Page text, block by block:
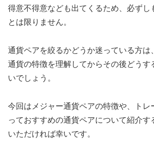
得意不得意なども出てくるため、必ずし
とは限りません。
通貨ペアを絞るかどうか迷っている方は
通貨の特徴を理解してからその後どうす
いでしょう。
今回はメジャー通貨ペアの特徴や、トレ
っておすすめの通貨ペアについて紹介す
いただければ幸いです。